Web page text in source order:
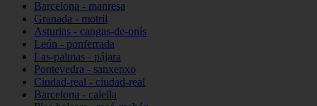
Barcelona - manresa
Granada - motril
Asturias - cangas-de-onís
León - ponferrada
Las-palmas - pájara
Pontevedra - sanxenxo
Ciudad-real - ciudad-real
Barcelona - calella